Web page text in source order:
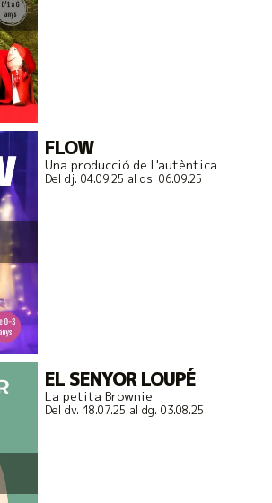
FLOW
Una producció de L'autèntica
Del dj. 04.09.25 al ds. 06.09.25
EL SENYOR LOUPÉ
La petita Brownie
Del dv. 18.07.25 al dg. 03.08.25